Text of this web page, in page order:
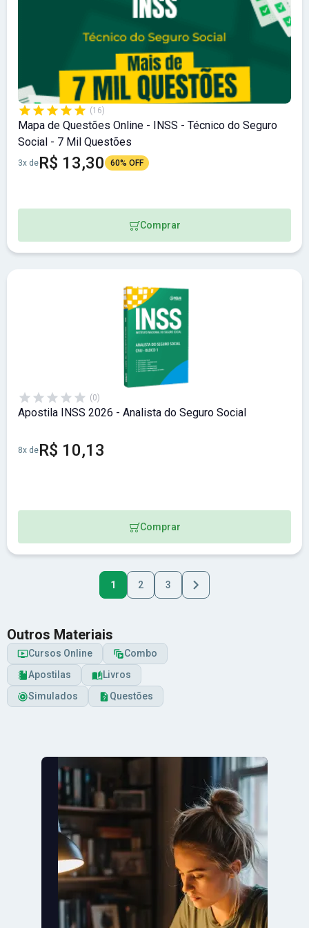
(16)
Mapa de Questões Online - INSS - Técnico do Seguro
Social - 7 Mil Questões
3x deR$ 13,30 60% OFF
Comprar
(0)
Apostila INSS 2026 - Analista do Seguro Social
8x deR$ 10,13
Comprar
1 2 3
Outros Materiais
Cursos Online
Combo
Apostilas
Livros
Simulados
Questões